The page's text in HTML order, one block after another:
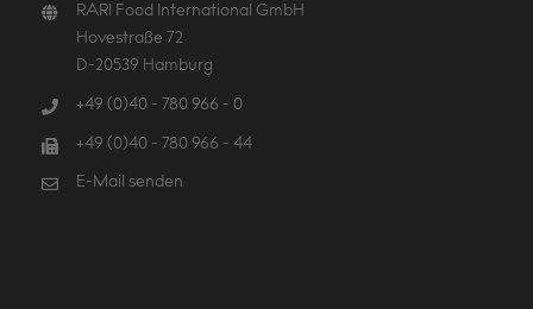
RARI Food International GmbH
Hovestraße 72
D-20539 Hamburg
+49 (0)40 - 780 966 - 0
+49 (0)40 - 780 966 - 44
E-Mail senden